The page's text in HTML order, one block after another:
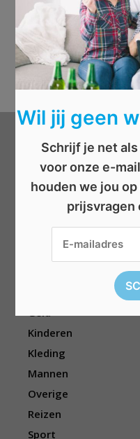
Categorieën
Beauty
Cadeau
Geld
Kinderen
Kleding
Mannen
Overige
Reizen
Sport
Wil jij geen
Schrijf je net
voor onze e-
houden we jou
prijsvragen